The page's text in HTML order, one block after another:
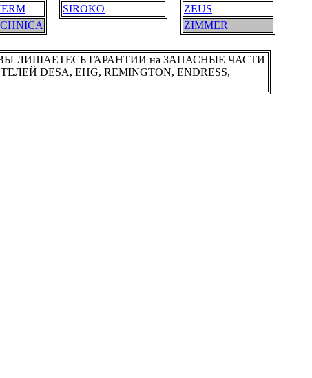
SIROKO
ZEUS
ZIMMER
ЛИШАЕТЕСЬ ГАРАНТИИ на ЗАПАСНЫЕ ЧАСТИ
DESA, EHG, REMINGTON, ENDRESS,